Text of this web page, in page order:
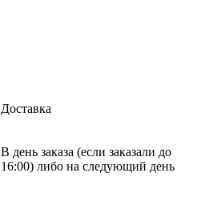
Доставка
В день заказа (если заказали до
16:00) либо на следующий день